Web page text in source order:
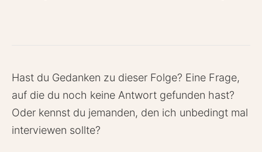
Hast du Gedanken zu dieser Folge? Eine Frage,
auf die du noch keine Antwort gefunden hast?
Oder kennst du jemanden, den ich unbedingt mal
interviewen sollte?